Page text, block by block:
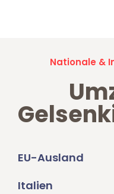
Nationale &
EU-Ausland
Italien